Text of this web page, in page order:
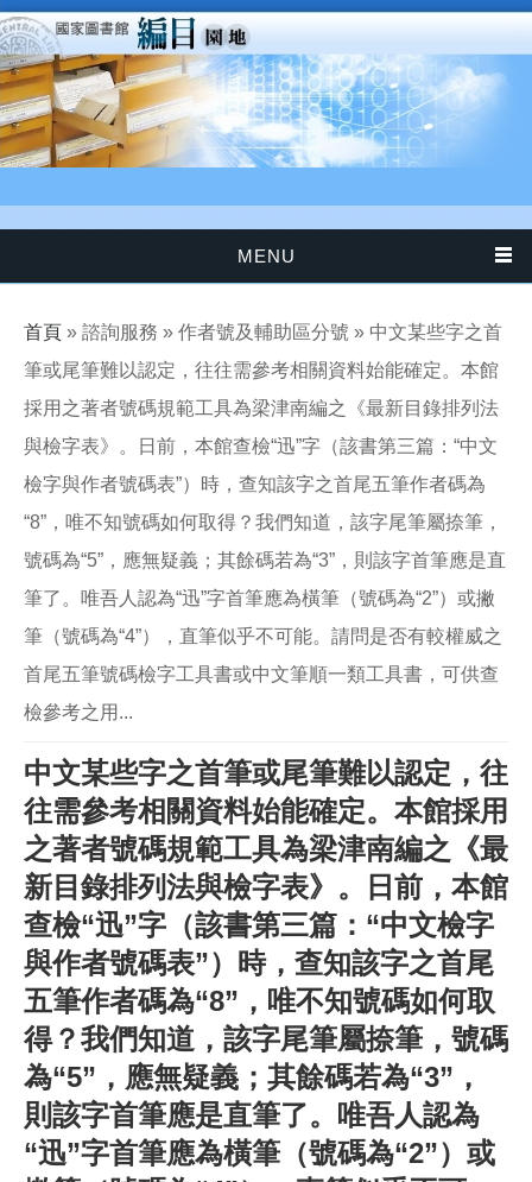
移至主內容
MENU
您在這裡
首頁 » 諮詢服務 » 作者號及輔助區分號 » 中文某些字之首
筆或尾筆難以認定，往往需參考相關資料始能確定。本館
採用之著者號碼規範工具為梁津南編之《最新目錄排列法
與檢字表》。日前，本館查檢“迅”字（該書第三篇：“中文
檢字與作者號碼表”）時，查知該字之首尾五筆作者碼為
“8”，唯不知號碼如何取得？我們知道，該字尾筆屬捺筆，
號碼為“5”，應無疑義；其餘碼若為“3”，則該字首筆應是直
筆了。唯吾人認為“迅”字首筆應為橫筆（號碼為“2”）或撇
筆（號碼為“4”），直筆似乎不可能。請問是否有較權威之
首尾五筆號碼檢字工具書或中文筆順一類工具書，可供查
檢參考之用...
中文某些字之首筆或尾筆難以認定，往
往需參考相關資料始能確定。本館採用
之著者號碼規範工具為梁津南編之《最
新目錄排列法與檢字表》。日前，本館
查檢“迅”字（該書第三篇：“中文檢字
與作者號碼表”）時，查知該字之首尾
五筆作者碼為“8”，唯不知號碼如何取
得？我們知道，該字尾筆屬捺筆，號碼
為“5”，應無疑義；其餘碼若為“3”，
則該字首筆應是直筆了。唯吾人認為
“迅”字首筆應為橫筆（號碼為“2”）或